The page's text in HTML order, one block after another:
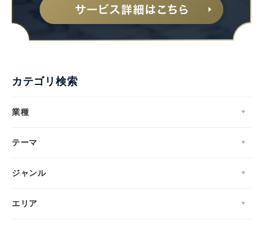
カテゴリ検索
業種
テーマ
ジャンル
エリア
Japanese